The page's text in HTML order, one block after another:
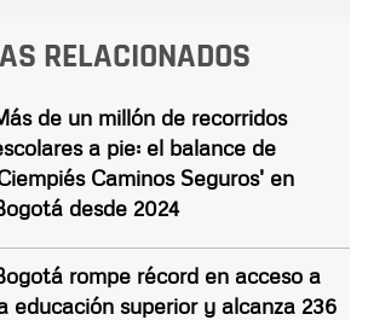
RELACIONADOS
de un millón de recorridos
a pie: el balance de
Caminos Seguros' en
desde 2024
rompe récord en acceso a
educación superior y alcanza 236